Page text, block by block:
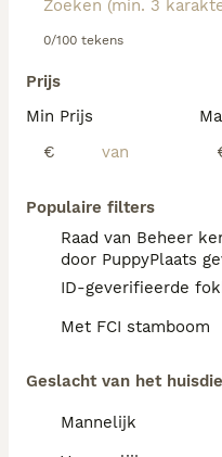
0/100 tekens
Prijs
Min Prijs
€
Populaire filters
Raad van Beheer
door PuppyPlaats
ID-geverifieerde
Met FCI stamboom
Geslacht van het
Mannelijk